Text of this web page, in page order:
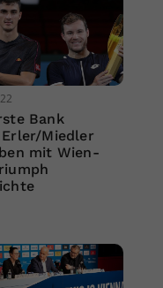
Bank
Erler/Miedler
mit Wien-